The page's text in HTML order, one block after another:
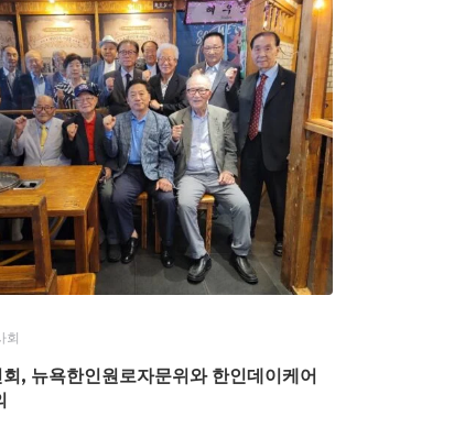
회
, 뉴욕한인원로자문위와 한인데이케어